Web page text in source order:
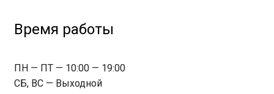
Время работы
ПН — ПТ — 10:00 — 19:00
СБ, ВС — Выходной